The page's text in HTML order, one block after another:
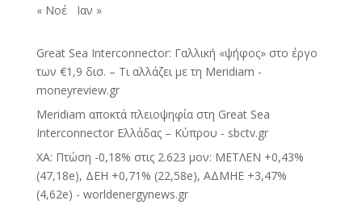
« Νοέ
Ιαν »
Great Sea Interconnector: Γαλλική «ψήφος» στο έργο
των €1,9 δισ. – Τι αλλάζει με τη Meridiam -
moneyreview.gr
Meridiam αποκτά πλειοψηφία στη Great Sea
Interconnector Ελλάδας – Κύπρου - sbctv.gr
ΧΑ: Πτώση -0,18% στις 2.623 μον: ΜΕΤΛΕΝ +0,43%
(47,18e), ΔΕΗ +0,71% (22,58e), ΑΔΜΗΕ +3,47%
(4,62e) - worldenergynews.gr